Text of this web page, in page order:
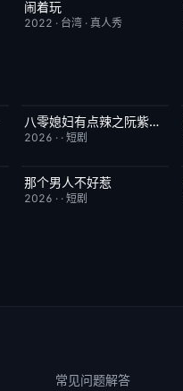
昨日更新
闹着玩
2022 · 台湾· 真人秀
完结 5.0八零媳妇有点辣之阮紫依的书中梦
2026 · · 短剧
完结
那个男人不好惹
2026 · · 短剧
常见问题解答